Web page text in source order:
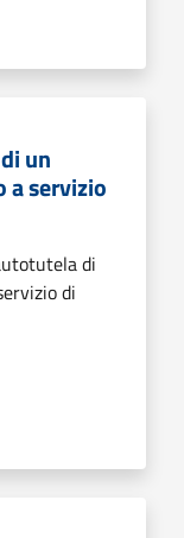
un
a servizio
di
di